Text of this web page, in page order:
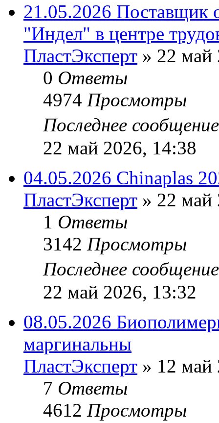
21.05.2026 Поставщик
"Индел" в центре
ПластЭксперт » 22 май
0 Ответы
4974 Просмотры
Последнее
22 май 2026, 14:38
04.05.2026 Chinaplas
ПластЭксперт » 22 май
1 Ответы
3142 Просмотры
Последнее
22 май 2026, 13:32
08.05.2026
маргинальны
ПластЭксперт » 12 май
7 Ответы
4612 Просмотры